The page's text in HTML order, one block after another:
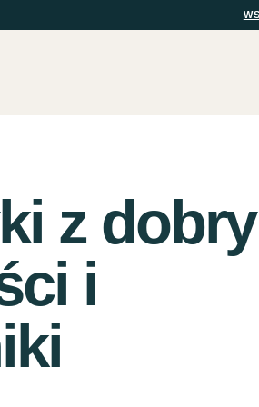
z
i